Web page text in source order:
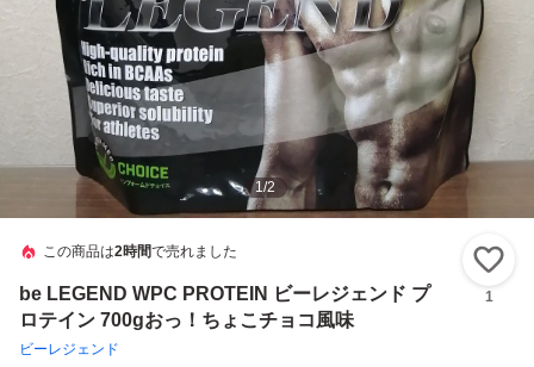
1/2
この商品は2時間で売れました
be LEGEND WPC PROTEIN ビーレジェンド プ
ロテイン 700gおっ！ちょこチョコ風味
ビーレジェンド
1